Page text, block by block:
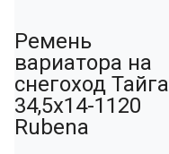
Ремень
вариатора на
снегоход Тайга
34,5х14-1120
Rubena